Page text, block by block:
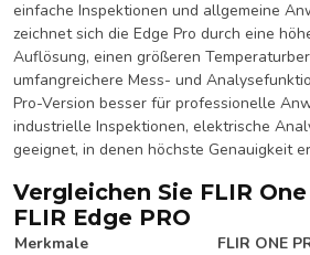
einfache Inspektionen und allgemeine
zeichnet sich die Edge Pro durch eine
Auflösung, einen größeren
umfangreichere Mess- und
Pro-Version besser für professionelle
industrielle Inspektionen, elektrische
geeignet, in denen höchste Genauigkeit
Vergleichen Sie FLIR One
FLIR Edge PRO
Merkmale FLIR ONE